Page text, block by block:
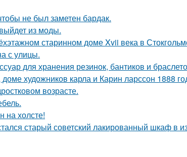
не был заметен бардак.
из моды.
старинном доме Xvii века в
с улицы.
для хранения резинок, бантиков и
художников карла и Карин ларссон 1888
возрасте.
на холсте!
старый советский лакированный шкаф в